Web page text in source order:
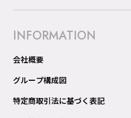
INFORMATION
会社概要
グループ構成図
特定商取引法に基づく表記